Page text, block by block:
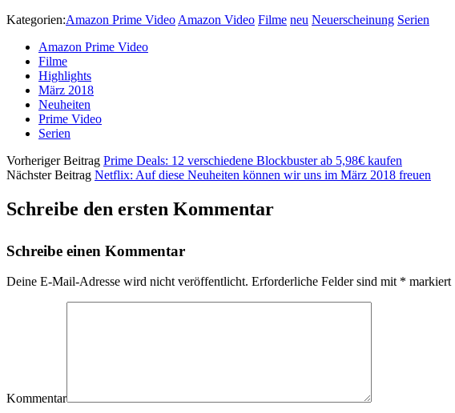
Kategorien:Amazon Prime Video Amazon Video Filme neu Neuerscheinung Serien
Amazon Prime Video
Filme
Highlights
März 2018
Neuheiten
Prime Video
Serien
Vorheriger Beitrag Prime Deals: 12 verschiedene Blockbuster ab 5,98€ kaufen
Nächster Beitrag Netflix: Auf diese Neuheiten können wir uns im März 2018 freuen
Schreibe den ersten Kommentar
Schreibe einen Kommentar
Deine E-Mail-Adresse wird nicht veröffentlicht. Erforderliche Felder sind mit * markiert
Kommentar